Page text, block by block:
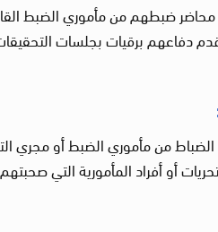
والأخرين تم تزوير محاضر ضبطهم من
دفاعهم برقيات بجلسات
من مأموري الضبط أو مجري
أو أفراد المأمورية التي